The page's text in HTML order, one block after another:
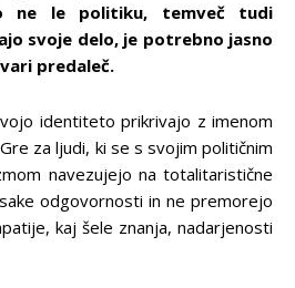
ne le politiku, temveč tudi
svoje delo, je potrebno jasno
predaleč.
identiteto prikrivajo z imenom
za ljudi, ki se s svojim političnim
navezujejo na totalitaristične
odgovornosti in ne premorejo
kaj šele znanja, nadarjenosti